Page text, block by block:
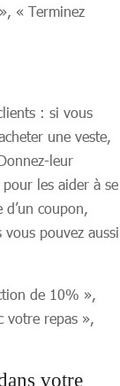
« Terminez
: si vous
une veste,
leur
les aider à se
coupon,
vous pouvez aussi
de 10% »,
votre repas »,
votre